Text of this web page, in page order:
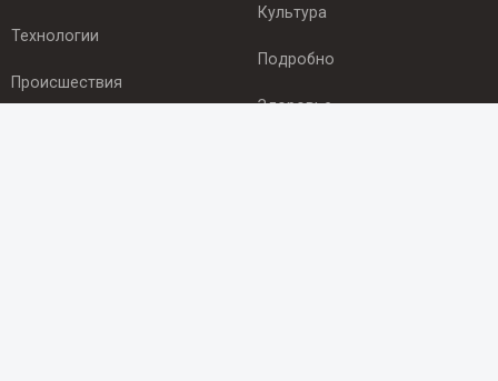
Технологии
Происшествия
Культура
Подробно
Здоровье